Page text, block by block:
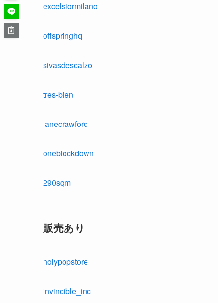
excelsiormilano
offspringhq
sivasdescalzo
tres-bien
lanecrawford
oneblockdown
290sqm
販売あり
holypopstore
invincible_inc